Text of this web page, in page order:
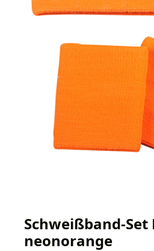
Schweißband-Set
neonorange